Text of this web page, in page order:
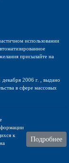
использовании
присылайте на
2006 г. , выдано
в сфере массовых
к
Подробнее